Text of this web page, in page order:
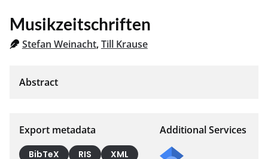
Musikzeitschriften
Stefan Weinacht,Till Krause
Export metadata
BibTeX RIS XML
Additional Services